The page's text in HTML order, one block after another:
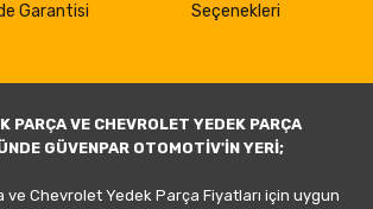
Garantisi
Seçenekleri
PARÇA VE CHEVROLET YEDEK PARÇA
GÜVENPAR OTOMOTİV'İN YERİ;
ve Chevrolet Yedek Parça Fiyatları için uygun